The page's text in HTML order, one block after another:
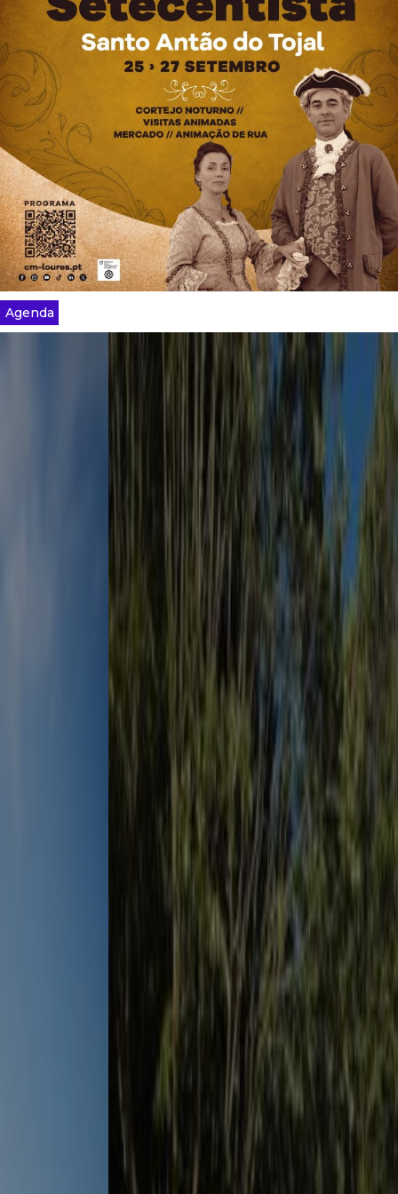
Agenda